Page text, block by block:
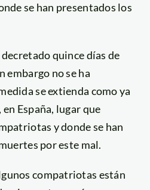
se han presentados los
quince días de
embargo no se ha
se extienda como ya
España, lugar que
y donde se han
por este mal.
compatriotas están